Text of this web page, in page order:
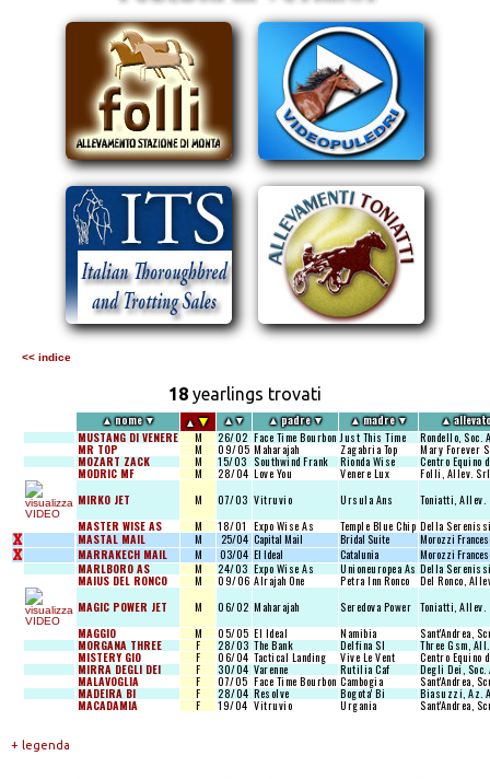
<< indice
18 yearlings trovati
▲nome▼ ▲▼ ▲▼ ▲padre▼ ▲madre▼ ▲
MUSTANG DI VENERE M 26/02 Face Time Bourbon Just This Time Rondello, Soc.
MR TOP M 09/05 Maharajah Zagabria Top Mary Forever
MOZART ZACK M 15/03 Southwind Frank Rionda Wise Centro Equino
MODRIC MF M 28/04 Love You Venere Lux
Folli, Allev. Srl
MIRKO JET
M 07/03 Vitruvio Ursula Ans
Toniatti, Allev.
MASTER WISE AS
M 18/01 Expo Wise As Temple Blue Chip Della
X MASTAL MAIL M 25/04 Capital Mail Bridal Suite Morozzi
X MARRAKECH MAIL M 03/04 El Ideal Catalunia
Morozzi
MARLBORO AS
M 24/03 Expo Wise As Unioneuropea As Della
MAIUS DEL RONCO M 09/06 Alrajah One Petra Inn Ronco
Del Ronco,
MAGIC POWER JET
M 06/02 Maharajah Seredova Power Toniatti, Allev.
MAGGIO
M 05/05 El Ideal Namibia Sant'Andrea,
MORGANA THREE F 28/03 The Bank Delfina Sl Three Gsm,
MISTERY GIO F 06/04 Tactical Landing Vive Le Vent Centro Equino
MIRRA DEGLI DEI F 30/04 Varenne Rutilia Caf Degli Dei, Soc.
MALAVOGLIA F 07/05 Face Time Bourbon Cambogia Sant'Andrea,
MADEIRA BI F 28/04 Resolve Bogota' Bi Biasuzzi, Az.
MACADAMIA F 19/04 Vitruvio Urgania Sant'Andrea,
+ legenda